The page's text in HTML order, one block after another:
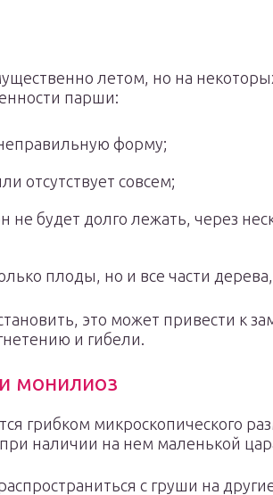
летом, но на
парши:
форму;
отсутствует совсем;
не будет долго лежать, через
плоды, но и все части
это может привести к
и гибели.
монилиоз
грибком микроскопического
наличии на нем маленькой
с груши на